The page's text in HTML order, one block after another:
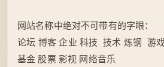
网站名称中绝对不可带有的字眼：
论坛 博客 企业 科技 技术 炼钢 游
基金 股票 影视 网络音乐